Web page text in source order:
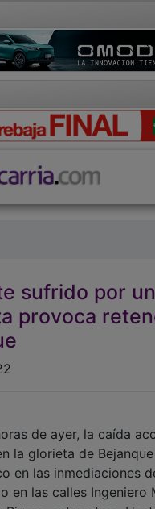
sufrido por un
provoca
la glorieta de Bejanque
en las inmediaciones
en las calles Ingeniero
entre otras.